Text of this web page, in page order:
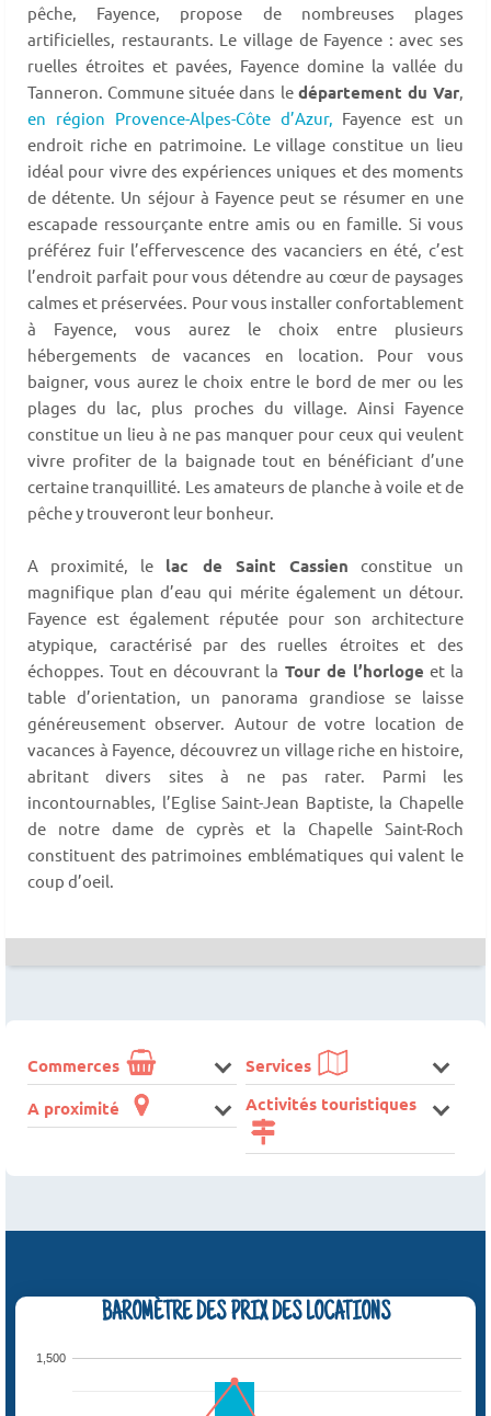
pêche, Fayence, propose de nombreuses plages
artificielles, restaurants. Le village de Fayence : avec ses
ruelles étroites et pavées, Fayence domine la vallée du
Tanneron. Commune située dans le département du Var
en région Provence-Alpes-Côte d’Azur,
Fayence est un
endroit riche en patrimoine. Le village constitue un lieu
idéal pour vivre des expériences uniques et des moments
de détente. Un séjour à Fayence peut se résumer en une
escapade ressourçante entre amis ou en famille. Si vous
préférez fuir l’effervescence des vacanciers en été, c’est
l’endroit parfait pour vous détendre au cœur de paysages
calmes et préservées. Pour vous installer confortablement
à Fayence, vous aurez le choix entre plusieurs
hébergements de vacances en location. Pour vous
baigner, vous aurez le choix entre le bord de mer ou les
plages du lac, plus proches du village. Ainsi Fayence
constitue un lieu à ne pas manquer pour ceux qui veulent
vivre profiter de la baignade tout en bénéficiant d’une
certaine tranquillité. Les amateurs de planche à voile et de
pêche y trouveront leur bonheur.
A proximité, le lac de Saint Cassien constitue un
magnifique plan d’eau qui mérite également un détour.
Fayence est également réputée pour son architecture
atypique, caractérisé par des ruelles étroites et des
échoppes. Tout en découvrant la Tour de l’horloge et la
table d’orientation, un panorama grandiose se laisse
généreusement observer. Autour de votre location de
vacances à Fayence, découvrez un village riche en histoire,
abritant divers sites à ne pas rater. Parmi les
incontournables, l’Eglise Saint-Jean Baptiste, la Chapelle
de notre dame de cyprès et la Chapelle Saint-Roch
constituent des patrimoines emblématiques qui valent le
coup d’oeil.
Commerces
Services
A proximité
Activités touristiques
BAROMÈTRE DES PRIX DES LOCATIONS
1,500